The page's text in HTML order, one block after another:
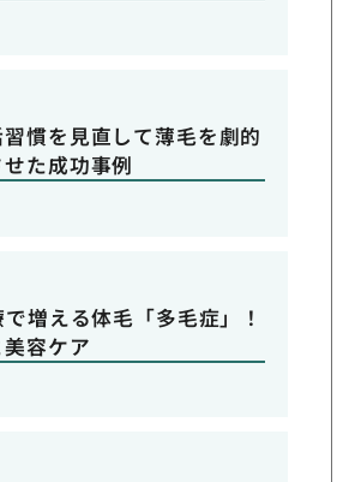
慣を見直して薄毛を劇的
た成功事例
増える体毛「多毛症」！
容ケア